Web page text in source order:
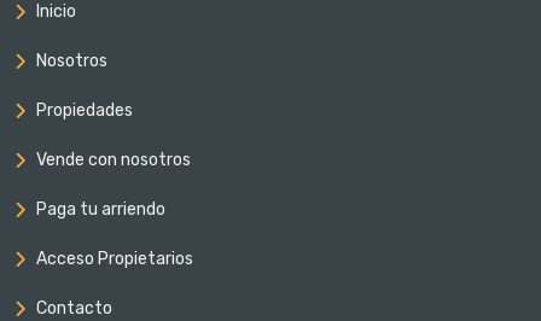
Inicio
Nosotros
Propiedades
Vende con nosotros
Paga tu arriendo
Acceso Propietarios
Contacto